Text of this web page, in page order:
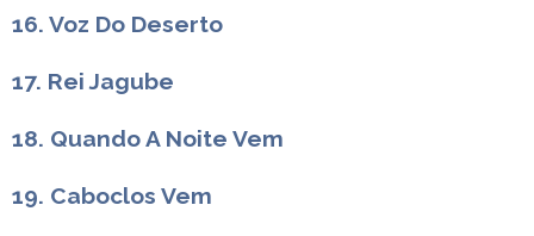
16. Voz Do Deserto
17. Rei Jagube
18. Quando A Noite Vem
19. Caboclos Vem